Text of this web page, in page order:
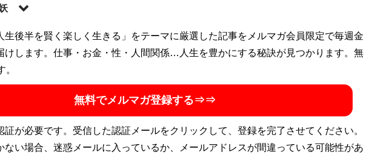
リーライター。2016年に女優デビュー後、2018年半ばに引退。ソーシャルゲームの
経て、フリーランスへと独立。WEBコラムから作品レビュー、同人作品やセクシー
ゆる方面で活躍中。
生後半を賢く楽しく生きる」をテーマに厳選した記事をメルマガ会員限定で毎週金
けします。仕事・お金・性・人間関係…人生を豊かにする秘訣が見つかります。無
無料でメルマガ登録する⇒⇒
が必要です。受信した認証メールをクリックして、登録を完了させてください。
い場合、迷惑メールに入っているか、メールアドレスが間違っている可能性があ